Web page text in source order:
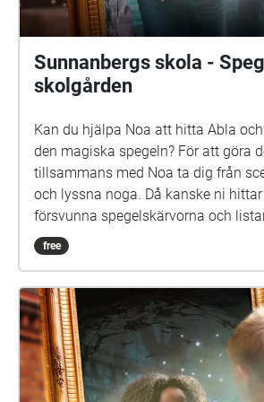
Are Nikkinen. Äventyret är gjort av Svenska Yle
drama. Vi hoppas att du ska ha en rolig och
spännande stund på din skolgård!
Sunnanbergs skola -
skolgården
Kan du hjälpa Noa att hitta Abla
den magiska spegeln? För att göra
tillsammans med Noa ta dig från
och lyssna noga. Då kanske ni
försvunna spegelskärvorna och
göras med dem. Det kan hända att fler försvunna
barn dyker upp i skärvorna. På
här skolan för länge sen. Hon är
sig att lyssna på henne. Siri och
däremot gärna akta dig för. Spegeln på skolgården-
äventyret är skrivet av Monica
som gör rollerna är: Noa: Theo
free